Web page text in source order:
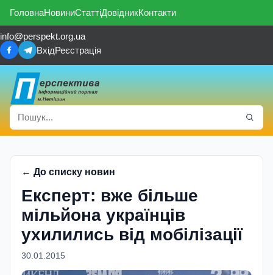
ГоловнаНовиниСтаттіДовідникКонтакти
info@perspekt.org.ua
ВхідРеєстрація
← До списку новин
Експерт: вже більше
мільйона українців
ухилились від мобілізації
30.01.2015